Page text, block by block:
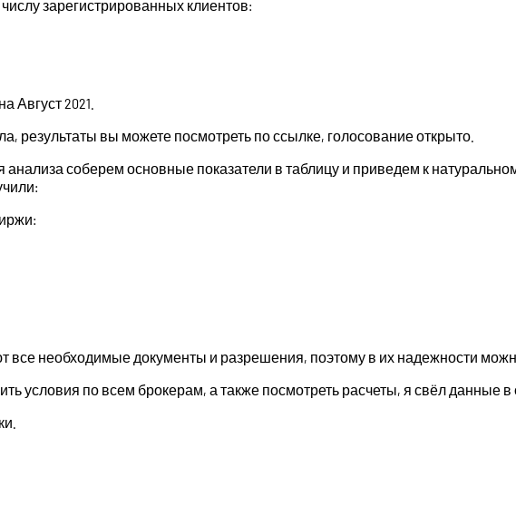
зарегистрированных клиентов:
Август 2021.
результаты вы можете посмотреть по ссылке, голосование открыто.
соберем основные показатели в таблицу и приведем к
необходимые документы и разрешения, поэтому в их надежности
по всем брокерам, а также посмотреть расчеты, я свёл данные в